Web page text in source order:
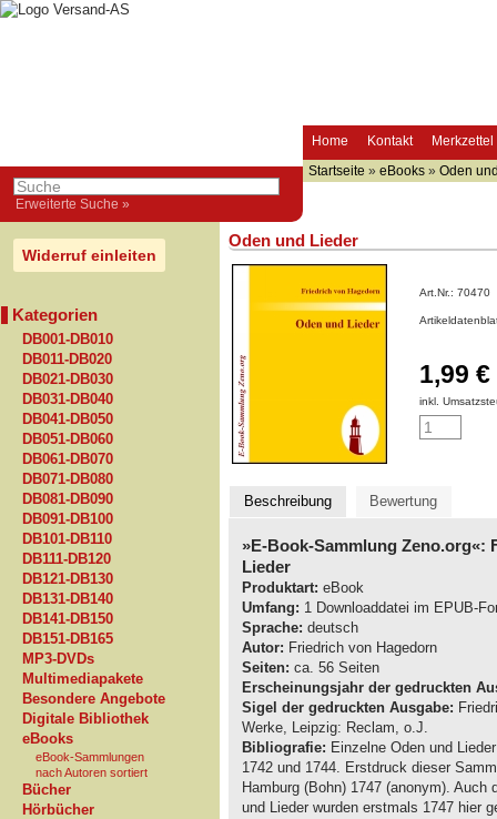
Home Kontakt Merkzettel
Erweiterte Suche »
Startseite » eBooks » Oden
Widerruf einleiten
Kategorien
DB001-DB010
DB011-DB020
DB021-DB030
DB031-DB040
DB041-DB050
DB051-DB060
DB061-DB070
DB071-DB080
DB081-DB090
DB091-DB100
DB101-DB110
DB111-DB120
DB121-DB130
DB131-DB140
DB141-DB150
DB151-DB165
MP3-DVDs
Multimediapakete
Besondere Angebote
Digitale Bibliothek
eBooks
eBook-Sammlungen
nach Autoren sortiert
Bücher
Hörbücher
Oden und Lieder
Art.Nr.: 70470
1,99 €
inkl.
Beschreibung Bewertung
»E-Book-Sammlung Zeno.org«:
Lieder
Produktart: eBook
Umfang: 1 Downloaddatei im EPUB-
Sprache: deutsch
Autor: Friedrich von Hagedorn
Seiten: ca. 56 Seiten
Erscheinungsjahr der gedruckten
Sigel der gedruckten Ausgabe:
Werke, Leipzig: Reclam, o.J.
Bibliografie: Einzelne Oden und
1742 und 1744. Erstdruck dieser
Hamburg (Bohn) 1747 (anonym).
und Lieder wurden erstmals 1747 hier